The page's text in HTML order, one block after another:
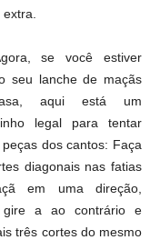
se você estiver
seu lanche de maçãs
aqui está um
legal para tentar
dos cantos: Faça
diagonais nas fatias
em uma direção,
gire a ao contrário e
três cortes do mesmo